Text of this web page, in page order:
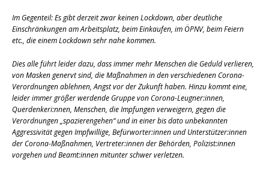
Im Gegenteil: Es gibt derzeit zwar keinen Lockdown, aber deutliche
Einschränkungen am Arbeitsplatz, beim Einkaufen, im ÖPNV, beim Feiern
etc., die einem Lockdown sehr nahe kommen.
Dies alle führt leider dazu, dass immer mehr Menschen die Geduld verlieren,
von Masken genervt sind, die Maßnahmen in den verschiedenen Corona-
Verordnungen ablehnen, Angst vor der Zukunft haben. Hinzu kommt eine,
leider immer größer werdende Gruppe von Corona-Leugner:innen,
Querdenkeri:nnen, Menschen, die Impfungen verweigern, gegen die
Verordnungen „spazierengehen“ und in einer bis dato unbekannten
Aggressivität gegen Impfwillige, Befürworter:innen und Unterstützer:innen
der Corona-Maßnahmen, Vertreter:innen der Behörden, Polizist:innen
vorgehen und Beamt:innen mitunter schwer verletzen.